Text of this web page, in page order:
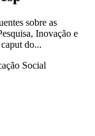
sobre as
Inovação e
do...
Social